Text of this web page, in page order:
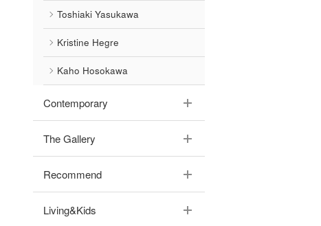
Toshiaki Yasukawa
Kristine Hegre
Kaho Hosokawa
Contemporary
The Gallery
Recommend
Living&Kids